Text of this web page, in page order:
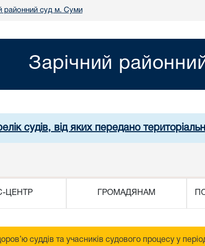
районний суд м. Суми
Зарічний
судів, від яких передано
ЦЕНТР ГРОМАДЯНАМ
суддів та учасників судового процесу у